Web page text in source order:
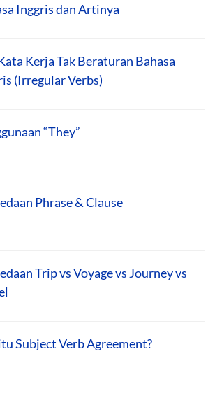
Inggris dan Artinya
Kerja Tak Beraturan Bahasa
(Irregular Verbs)
“They”
Phrase & Clause
Trip vs Voyage vs Journey vs
Subject Verb Agreement?